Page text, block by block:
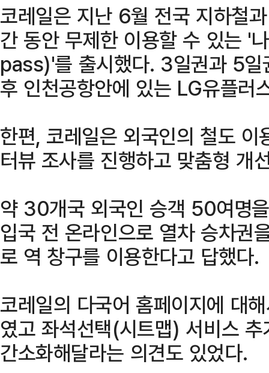
코레일은 지난 6월 전국 지하철
간 동안 무제한 이용할 수 있는 '
pass)'를 출시했다. 3일권과 5일
후 인천공항안에 있는 LG유플러
한편, 코레일은 외국인의 철도
터뷰 조사를 진행하고 맞춤형 개
약 30개국 외국인 승객 50여명
입국 전 온라인으로 열차 승차권
로 역 창구를 이용한다고 답했다.
코레일의 다국어 홈페이지에 대
였고 좌석선택(시트맵) 서비스
간소화해달라는 의견도 있었다.